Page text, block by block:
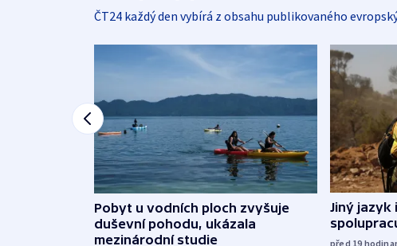
ČT24 každý den vybírá z obsahu publikovaného
Pobyt u vodních ploch zvyšuje
duševní pohodu, ukázala
mezinárodní studie
Jiný jazyk
před 19